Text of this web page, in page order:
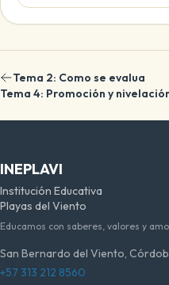
Tema 2: Como se evalua
Tema 4: Promoción y
INEPLAVI
Institución Educativa
Playas del Viento
Educamos con saberes, valores y
San Bernardo del Viento,
+57 313 212 8560